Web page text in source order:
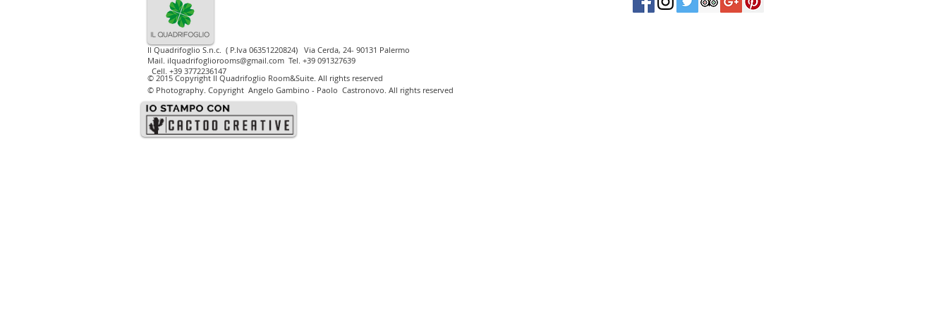
Il Quadrifoglio S.n.c. ( P.Iva 06351220824) Via Cerda, 24- 90131 Palermo
Mail. ilquadrifogliorooms@gmail.com Tel. +39 091327639
Cell. +39 3772236147
© 2015 Copyright Il Quadrifoglio Room&Suite. All rights reserved
© Photography. Copyright Angelo Gambino - Paolo Castronovo. All rights reserved